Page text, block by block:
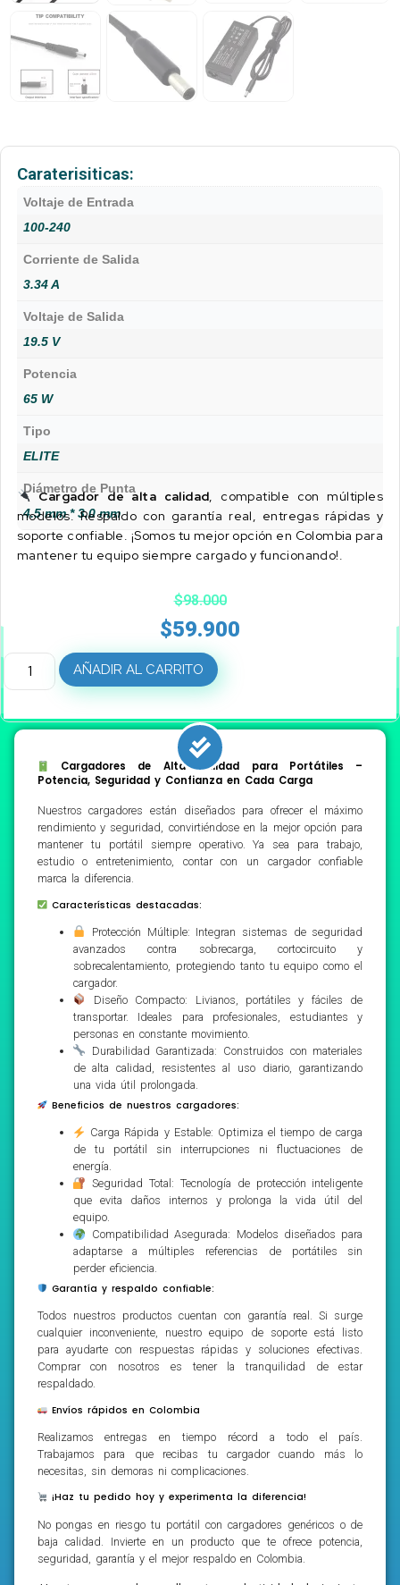
Caraterisiticas:
Voltaje de Entrada
100-240
Corriente de Salida
3.34 A
Voltaje de Salida
19.5 V
Potencia
65 W
Tipo
ELITE
Diámetro de Punta
4.5 mm * 3.0 mm
Cargador de alta calidad, compatible con múltiples
modelos. Respaldo con garantía real, entregas rápidas y
soporte confiable. ¡Somos tu mejor opción en Colombia para
mantener tu equipo siempre cargado y funcionando!.
$98.000
$59.900
AÑADIR AL CARRITO
Cargadores de Alta Calidad para Portátiles –
Potencia, Seguridad y Confianza en Cada Carga
Nuestros cargadores están diseñados para ofrecer el máximo
rendimiento y seguridad, convirtiéndose en la mejor opción para
mantener tu portátil siempre operativo. Ya sea para trabajo,
estudio o entretenimiento, contar con un cargador confiable
marca la diferencia.
Características destacadas:
Protección Múltiple: Integran sistemas de seguridad
avanzados contra sobrecarga, cortocircuito y
sobrecalentamiento, protegiendo tanto tu equipo como el
cargador.
Diseño Compacto: Livianos, portátiles y fáciles de
transportar. Ideales para profesionales, estudiantes y
personas en constante movimiento.
Durabilidad Garantizada: Construidos con materiales
de alta calidad, resistentes al uso diario, garantizando
una vida útil prolongada.
Beneficios de nuestros cargadores:
Carga Rápida y Estable: Optimiza el tiempo de carga
de tu portátil sin interrupciones ni fluctuaciones de
energía.
Seguridad Total: Tecnología de protección inteligente
que evita daños internos y prolonga la vida útil del
equipo.
Compatibilidad Asegurada: Modelos diseñados para
adaptarse a múltiples referencias de portátiles sin
perder eficiencia.
Garantía y respaldo confiable:
Todos nuestros productos cuentan con garantía real. Si surge
cualquier inconveniente, nuestro equipo de soporte está listo
para ayudarte con respuestas rápidas y soluciones efectivas.
Comprar con nosotros es tener la tranquilidad de estar
respaldado.
Envíos rápidos en Colombia
Realizamos entregas en tiempo récord a todo el país.
Trabajamos para que recibas tu cargador cuando más lo
necesitas, sin demoras ni complicaciones.
¡Haz tu pedido hoy y experimenta la diferencia!
No pongas en riesgo tu portátil con cargadores genéricos o de
baja calidad. Invierte en un producto que te ofrece potencia,
seguridad, garantía y el mejor respaldo en Colombia.